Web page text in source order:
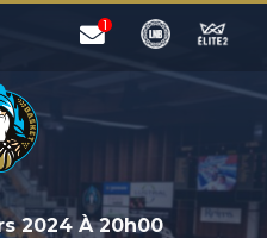
2024À 20h00